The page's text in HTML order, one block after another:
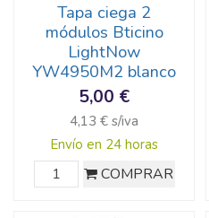
Tapa ciega 2
módulos Bticino
LightNow
YW4950M2 blanco
5,00 €
4,13 € s/iva
Envío en 24 horas
COMPRAR